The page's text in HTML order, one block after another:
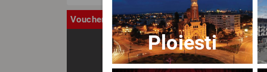
Voucher
Ploiesti